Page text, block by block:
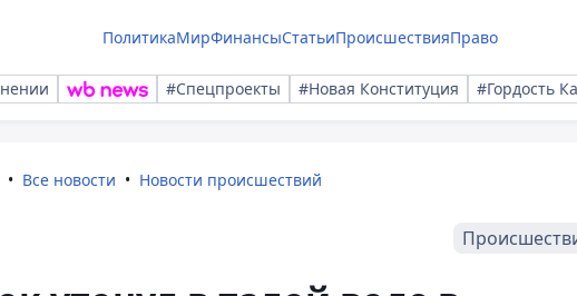
ПолитикаМирФинансыСтатьиПроисшествияПраво
#Спецпроекты #Новая Конституция #Гордость
Все новости Новости происшествий